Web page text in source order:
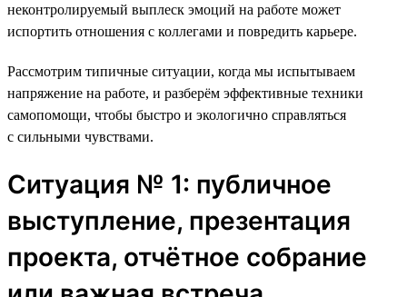
неконтролируемый выплеск эмоций на работе может
испортить отношения с коллегами и повредить карьере.
Рассмотрим типичные ситуации, когда мы испытываем
напряжение на работе, и разберём эффективные техники
самопомощи, чтобы быстро и экологично справляться
с сильными чувствами.
Ситуация № 1: публичное
выступление, презентация
проекта, отчётное собрание